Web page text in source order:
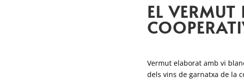
EL VERMUT
Vermut elaborat amb vi
dels vins de garnatxa de la